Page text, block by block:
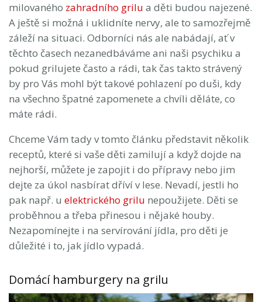
milovaného zahradního grilu a děti budou najezené.
A ještě si možná i uklidníte nervy, ale to samozřejmě
záleží na situaci. Odborníci nás ale nabádají, ať v
těchto časech nezanedbáváme ani naši psychiku a
pokud grilujete často a rádi, tak čas takto strávený
by pro Vás mohl být takové pohlazení po duši, kdy
na všechno špatné zapomenete a chvíli děláte, co
máte rádi.
Chceme Vám tady v tomto článku představit několik
receptů, které si vaše děti zamilují a když dojde na
nejhorší, můžete je zapojit i do přípravy nebo jim
dejte za úkol nasbírat dříví v lese. Nevadí, jestli ho
pak např. u elektrického grilu nepoužijete. Děti se
proběhnou a třeba přinesou i nějaké houby.
Nezapomínejte i na servírování jídla, pro děti je
důležité i to, jak jídlo vypadá.
Domácí hamburgery na grilu